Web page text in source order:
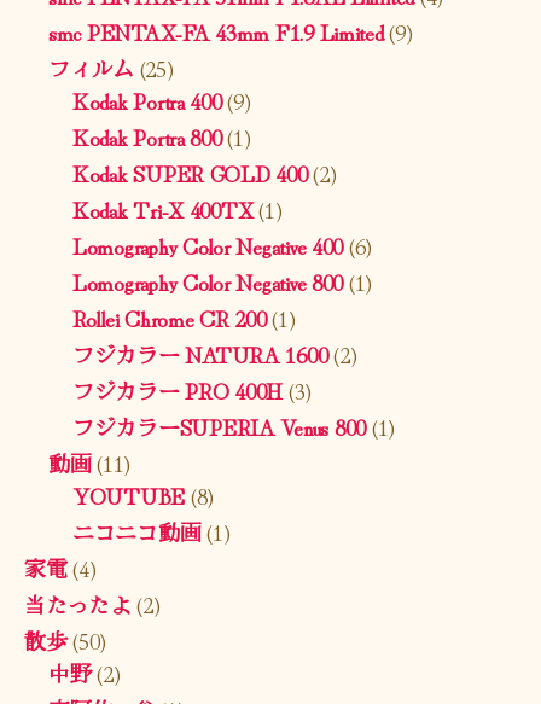
smc PENTAX-FA 43mm F1.9 Limited(9)
フィルム (25)
Kodak Portra 400(9)
Kodak Portra 800(1)
Kodak SUPER GOLD 400(2)
Kodak Tri-X 400TX(1)
Lomography Color Negative 400(6)
Lomography Color Negative 800(1)
Rollei Chrome CR 200(1)
フジカラー NATURA 1600(2)
フジカラー PRO 400H(3)
フジカラーSUPERIA Venus 800(1)
動画(11)
YOUTUBE(8)
ニコニコ動画(1)
家電(4)
当たったよ(2)
散歩(50)
中野(2)